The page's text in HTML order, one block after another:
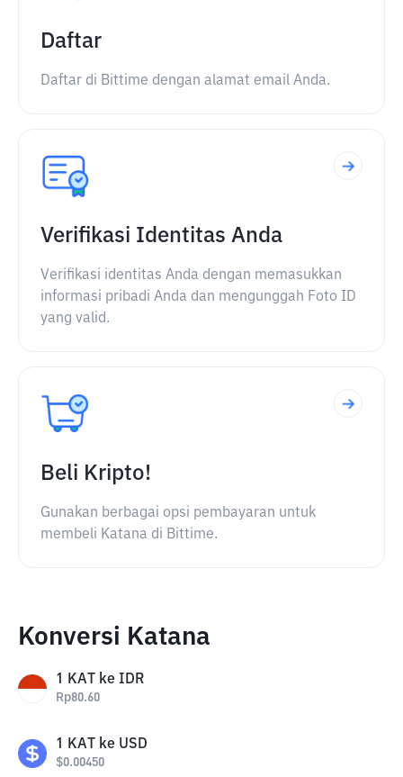
Daftar
Daftar di Bittime dengan alamat email Anda.
Verifikasi Identitas Anda
Verifikasi identitas Anda dengan memasukkan
informasi pribadi Anda dan mengunggah Foto ID
yang valid.
Beli Kripto!
Gunakan berbagai opsi pembayaran untuk
membeli Katana di Bittime.
Konversi Katana
1 KAT ke IDR
Rp80.60
1 KAT ke USD
$0.00450